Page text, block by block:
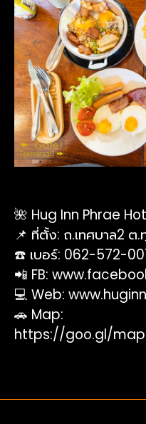
🌺 Hug Inn Phrae
📌 ที่ตั้ง: ถ.เทศบาล2 ต
☎️ เบอร์: 062-572-
📲 FB:
💻 Web:
🚗 Map:
https://goo.gl/